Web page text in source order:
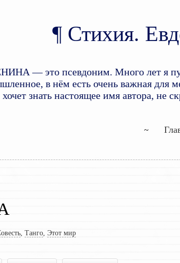
Стихия.
— это псевдоним. Много лет я
в нём есть очень важная для
хочет знать настоящее имя автора, не
, Танго, Этот мир